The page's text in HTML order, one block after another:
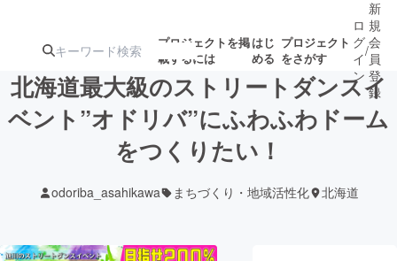
プロジェクトを掲
載するには
はじ
める
プロジェクト
をさがす
注目のリ 注目の新着プロ
ジェクト
募集終了が近いプ
ロ
グ
イ
ン
/
新
規
会
員
登
録
北海道最大級のストリートダンスイ
ベント”オドリバ”にふわふわドーム
をつくりたい！
odoriba_asahikawa まちづくり・地域活性化 北海道